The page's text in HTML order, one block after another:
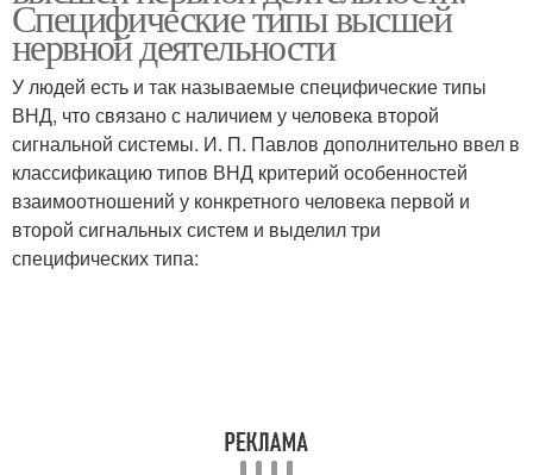
Специфические типы высшей
нервной деятельности
У людей есть и так называемые специфические типы
ВНД, что связано с наличием у человека второй
сигнальной системы. И. П. Павлов дополнительно ввел в
классификацию типов ВНД критерий особенностей
взаимоотношений у конкретного человека первой и
второй сигнальных систем и выделил три
специфических типа: